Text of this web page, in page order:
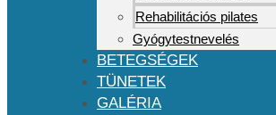
Rehabilitációs pilates
Gyógytestnevelés
BETEGSÉGEK
TÜNETEK
GALÉRIA